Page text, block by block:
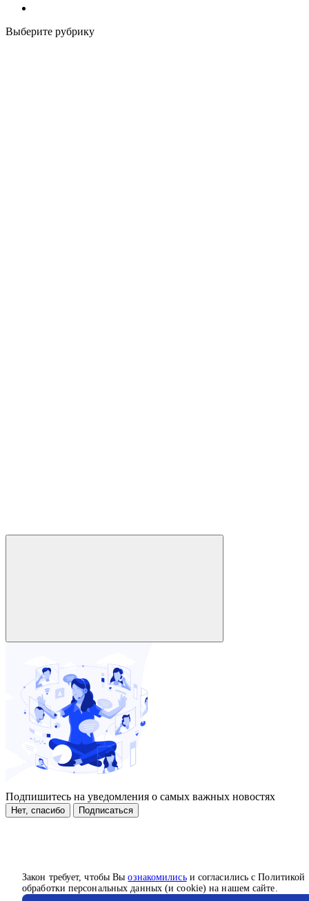
Закон требует, чтобы Выознакомилисьи согласились с Политикой
обработки персональных данных (и cookie) на нашем сайте.
Выберите рубрику
Подпишитесь на уведомления о самых важных новостях
Нет, спасибо Подписаться